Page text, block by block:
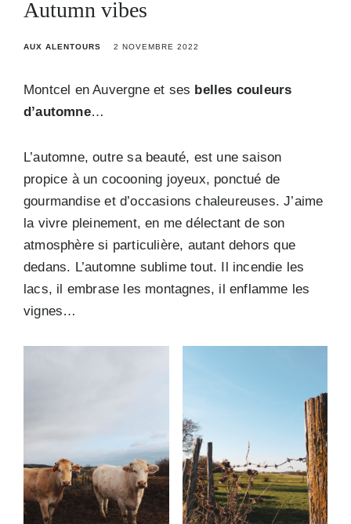
Autumn vibes
AUX ALENTOURS 2 NOVEMBRE 2022
Montcel en Auvergne et ses belles couleurs
d’automne…
L’automne, outre sa beauté, est une saison
propice à un cocooning joyeux, ponctué de
gourmandise et d’occasions chaleureuses. J’aime
la vivre pleinement, en me délectant de son
atmosphère si particulière, autant dehors que
dedans. L’automne sublime tout. Il incendie les
lacs, il embrase les montagnes, il enflamme les
vignes…